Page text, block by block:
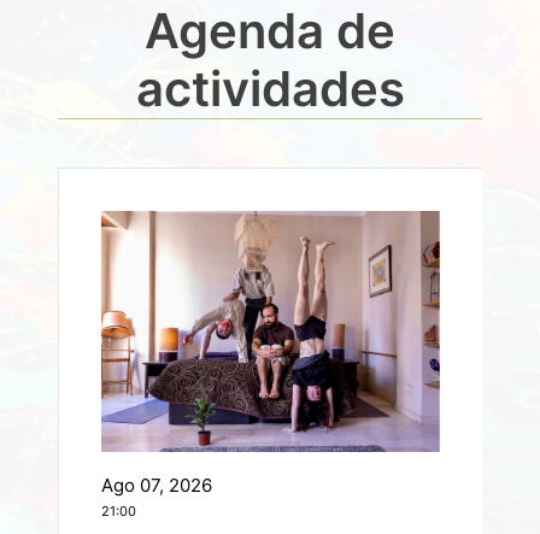
Agenda de
actividades
Ago 07, 2026
21:00